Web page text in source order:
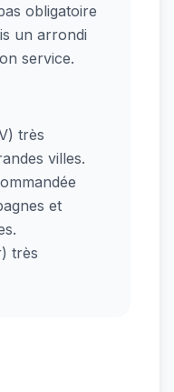
obligatoire
un arrondi
service.
très
villes.
et
très